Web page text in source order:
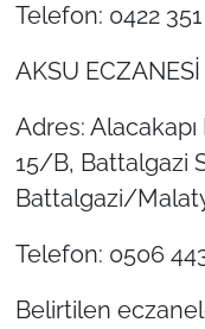
Telefon: 0422
AKSU ECZANESİ
Adres:
15/B, Battalgazi
Battalgazi/
Telefon: 0506
Belirtilen